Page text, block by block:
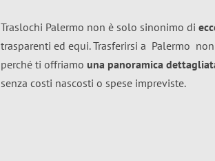
Traslochi Palermo non è solo sinonimo di
trasparenti ed equi. Trasferirsi a Palermo
perché ti offriamo una panoramica
senza costi nascosti o spese impreviste.